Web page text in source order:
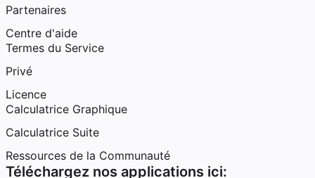
Partenaires
Centre d'aide
Termes du Service
Privé
Licence
Calculatrice Graphique
Calculatrice Suite
Ressources de la Communauté
Téléchargez nos applications ici: